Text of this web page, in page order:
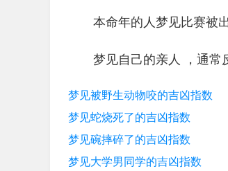
本命年的人梦见比赛被
梦见自己的亲人 ，通常
梦见被野生动物咬的吉凶指数
梦见蛇烧死了的吉凶指数
梦见碗摔碎了的吉凶指数
梦见大学男同学的吉凶指数